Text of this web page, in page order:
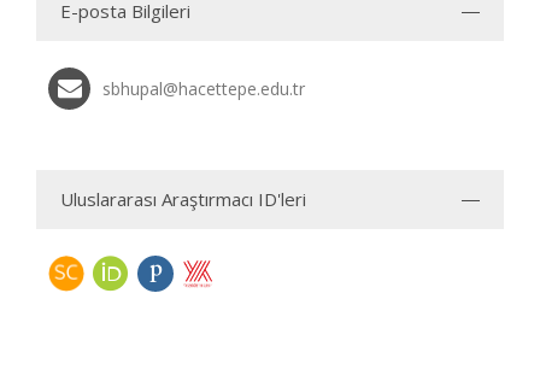
E-posta Bilgileri
sbhupal@hacettepe.edu.tr
Uluslararası Araştırmacı ID'leri